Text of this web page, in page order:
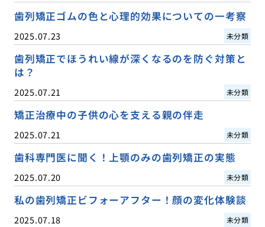
歯列矯正ゴムの色と心理的効果についての一考察
2025.07.23 未分類
歯列矯正でほうれい線が深くなるのを防ぐ対策と
は？
2025.07.21 未分類
矯正治療中の子供の心を支える親の伴走
2025.07.21 未分類
歯科専門医に聞く！上顎のみの歯列矯正の実態
2025.07.20 未分類
私の歯列矯正ビフォーアフター！顔の変化体験談
2025.07.18 未分類